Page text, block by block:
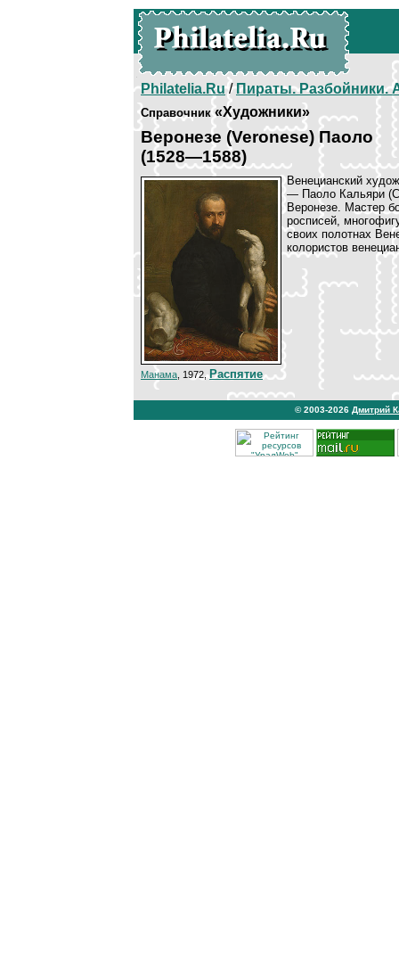
Philatelia.Ru/Пираты. Разбойники.
Справочник«Художники»
Веронезе (Veronese) Паоло
(1528—1588)
Венецианский
— Паоло Кальяри
Веронезе. Мастер
росписей,
своих полотнах
колористов
Манама , 1972,Распятие
© 2003-2026 Дмитрий